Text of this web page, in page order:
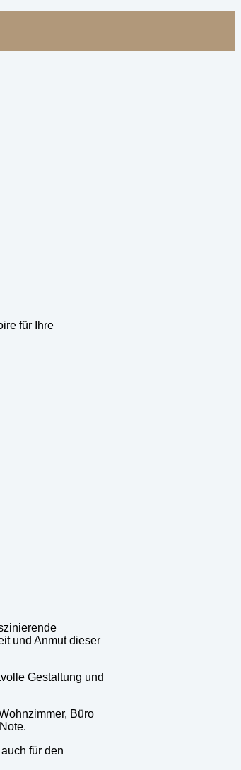
für Ihre
und Anmut dieser
Gestaltung und
Büro
für den